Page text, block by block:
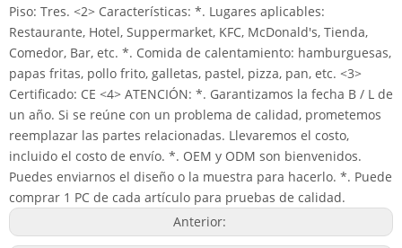
Piso: Tres. <2> Características: *. Lugares aplicables:
Restaurante, Hotel, Suppermarket, KFC, McDonald's, Tienda,
Comedor, Bar, etc. *. Comida de calentamiento: hamburguesas,
papas fritas, pollo frito, galletas, pastel, pizza, pan, etc. <3>
Certificado: CE <4> ATENCIÓN: *. Garantizamos la fecha B / L de
un año. Si se reúne con un problema de calidad, prometemos
reemplazar las partes relacionadas. Llevaremos el costo,
incluido el costo de envío. *. OEM y ODM son bienvenidos.
Puedes enviarnos el diseño o la muestra para hacerlo. *. Puede
comprar 1 PC de cada artículo para pruebas de calidad.
Anterior: